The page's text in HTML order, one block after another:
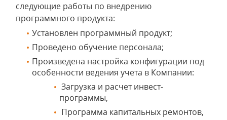
следующие работы по внедрению
программного продукта:
Установлен программный продукт;
Проведено обучение персонала;
Произведена настройка конфигурации под
особенности ведения учета в Компании:
Загрузка и расчет инвест-
программы,
Программа капитальных ремонтов,